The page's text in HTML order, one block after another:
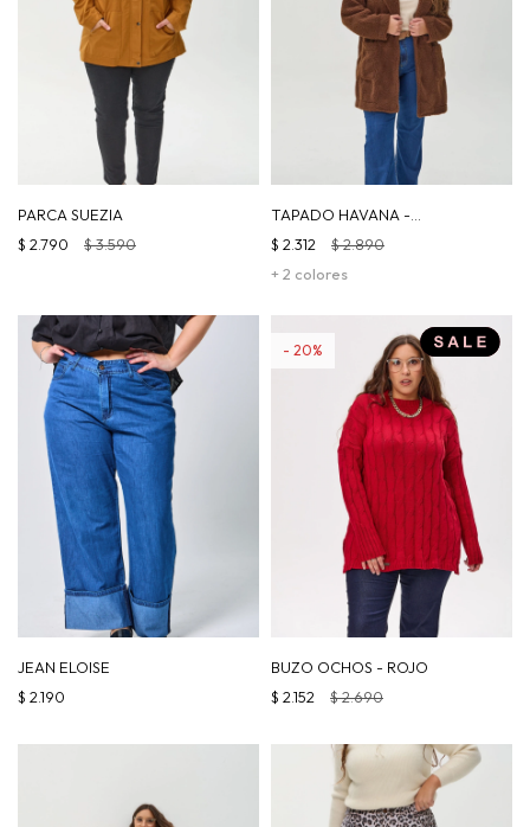
PARCA SUEZIA
$ 2.790 $3.590
TAPADO HAVANA -
CHOCOLATE
+ 2 colores
$ 2.312 $2.890
JEAN ELOISE
$ 2.190
BUZO OCHOS - ROJO
$ 2.152 $2.690
20